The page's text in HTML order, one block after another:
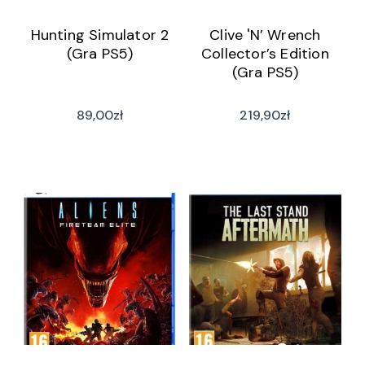
Hunting Simulator 2
(Gra PS5)
89,00zł
Clive 'N’ Wrench
Collector’s Edition
(Gra PS5)
219,90zł